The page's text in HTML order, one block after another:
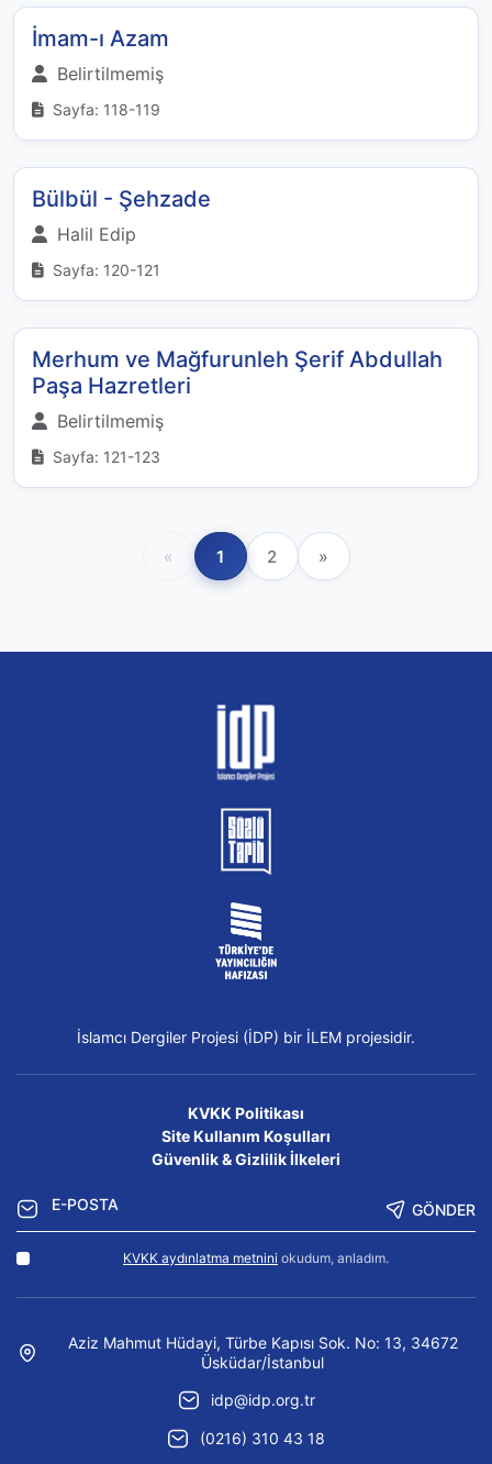
İmam-ı Azam
Belirtilmemiş
Sayfa: 118-119
Bülbül - Şehzade
Halil Edip
Sayfa: 120-121
Merhum ve Mağfurunleh Şerif Abdullah
Paşa Hazretleri
Belirtilmemiş
Sayfa: 121-123
« 1 2 »
İslamcı Dergiler Projesi (İDP) bir İLEM projesidir.
KVKK Politikası
Site Kullanım Koşulları
Güvenlik & Gizlilik İlkeleri
GÖNDER
KVKK aydınlatma metnini okudum, anladım.
Aziz Mahmut Hüdayi, Türbe Kapısı Sok. No: 13, 34672
Üsküdar/İstanbul
idp@idp.org.tr
(0216) 310 43 18